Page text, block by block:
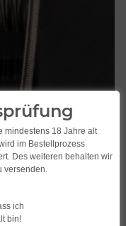
mindestens 18 Jahre alt
im Bestellprozess
Des weiteren behalten wir
versenden.
ich
bin!